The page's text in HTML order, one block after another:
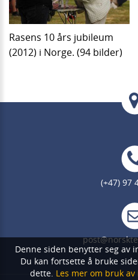
Rasens 10 års jubileum
(2012) i Norge. (94 bilder)
(+47) 97
Denne siden benytter seg av
Du kan fortsette å bruke
dette. Les mer om bruk